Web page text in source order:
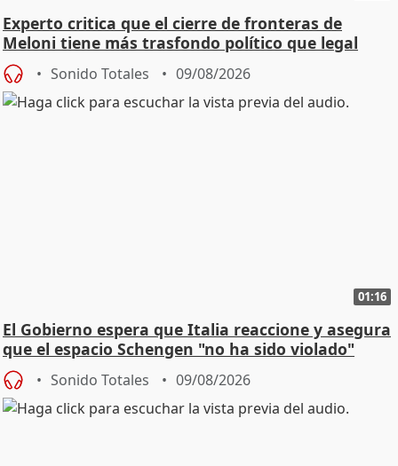
Experto critica que el cierre de fronteras de
Meloni tiene más trasfondo político que legal
Sonido Totales 09/08/2026
01:16
El Gobierno espera que Italia reaccione y asegura
que el espacio Schengen "no ha sido violado"
Sonido Totales 09/08/2026